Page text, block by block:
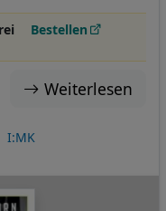
Bestellen
Weiterlesen
I:MK